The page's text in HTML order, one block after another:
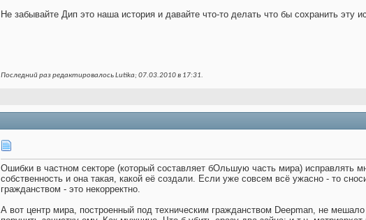
Не забывайте Дип это наша история и давайте что-то делать что бы сохранить эту
Последний раз редактировалось Lutika; 07.03.2010 в 17:31.
Ошибки в частном секторе (который составляет бОльшую часть мира) исправлять
собственность и она такая, какой её создали. Если уже совсем всё ужасно - то
гражданством - это некорректно.
А вот центр мира, построенный под техническим гражданством Deepman, не